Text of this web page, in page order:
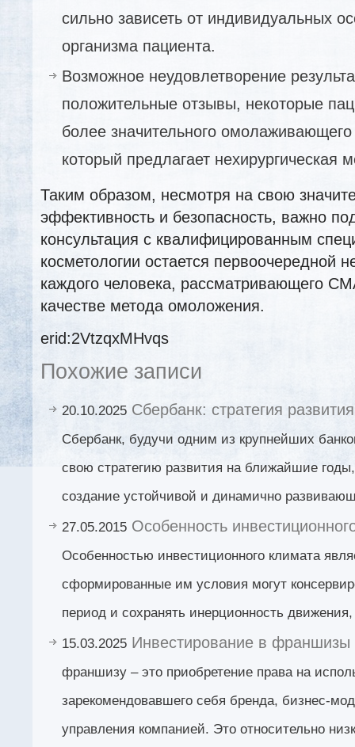
сильно зависеть от индивидуальных
организма пациента.
Возможное неудовлетворение
положительные отзывы, некоторые
более значительного
который предлагает нехирургическая
Таким образом, несмотря на свою
эффективность и безопасность, важно
консультация с квалифицированным
косметологии остается первоочередной
каждого человека, рассматривающего
качестве метода омоложения.
erid:2VtzqxMHvqs
Похожие записи
20.10.2025 Сбербанк: стратегия
Сбербанк, будучи одним из крупнейших
свою стратегию развития на ближайшие
создание устойчивой и динамично
27.05.2015 Особенность
Особенностью инвестиционного климата
сформированные им условия могут
период и сохранять инерционность
15.03.2025 Инвестирование в франшизы
франшизу – это приобретение права на
зарекомендовавшего себя бренда, бизнес-
управления компанией. Это относительно